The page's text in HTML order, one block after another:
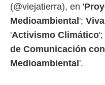
(@viejatierra), en '
Medioambiental ';
'Activismo Climático
de Comunicación
Medioambiental '.